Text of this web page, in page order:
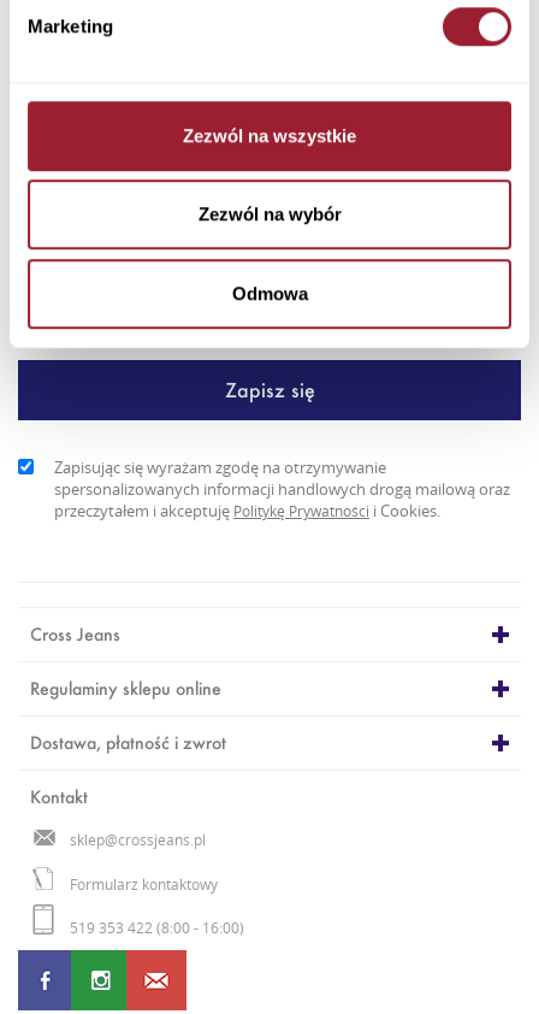
Marketing
Zezwól na wszystkie
Zezwól na wybór
Odmowa
Jeans w kolorze khaki to praktyczny wybór na chłodniejsze
Zapisując się wyrażam zgodę na otrzymywanie
spersonalizowanych informacji handlowych drogą mailową oraz
przeczytałem i akceptuję Politykę Prywatności i Cookies.
Cross Jeans
Regulaminy sklepu online
Dostawa, płatność i zwrot
Kontakt
sklep@crossjeans.pl
Formularz kontaktowy
519 353 422 (8:00 - 16:00)